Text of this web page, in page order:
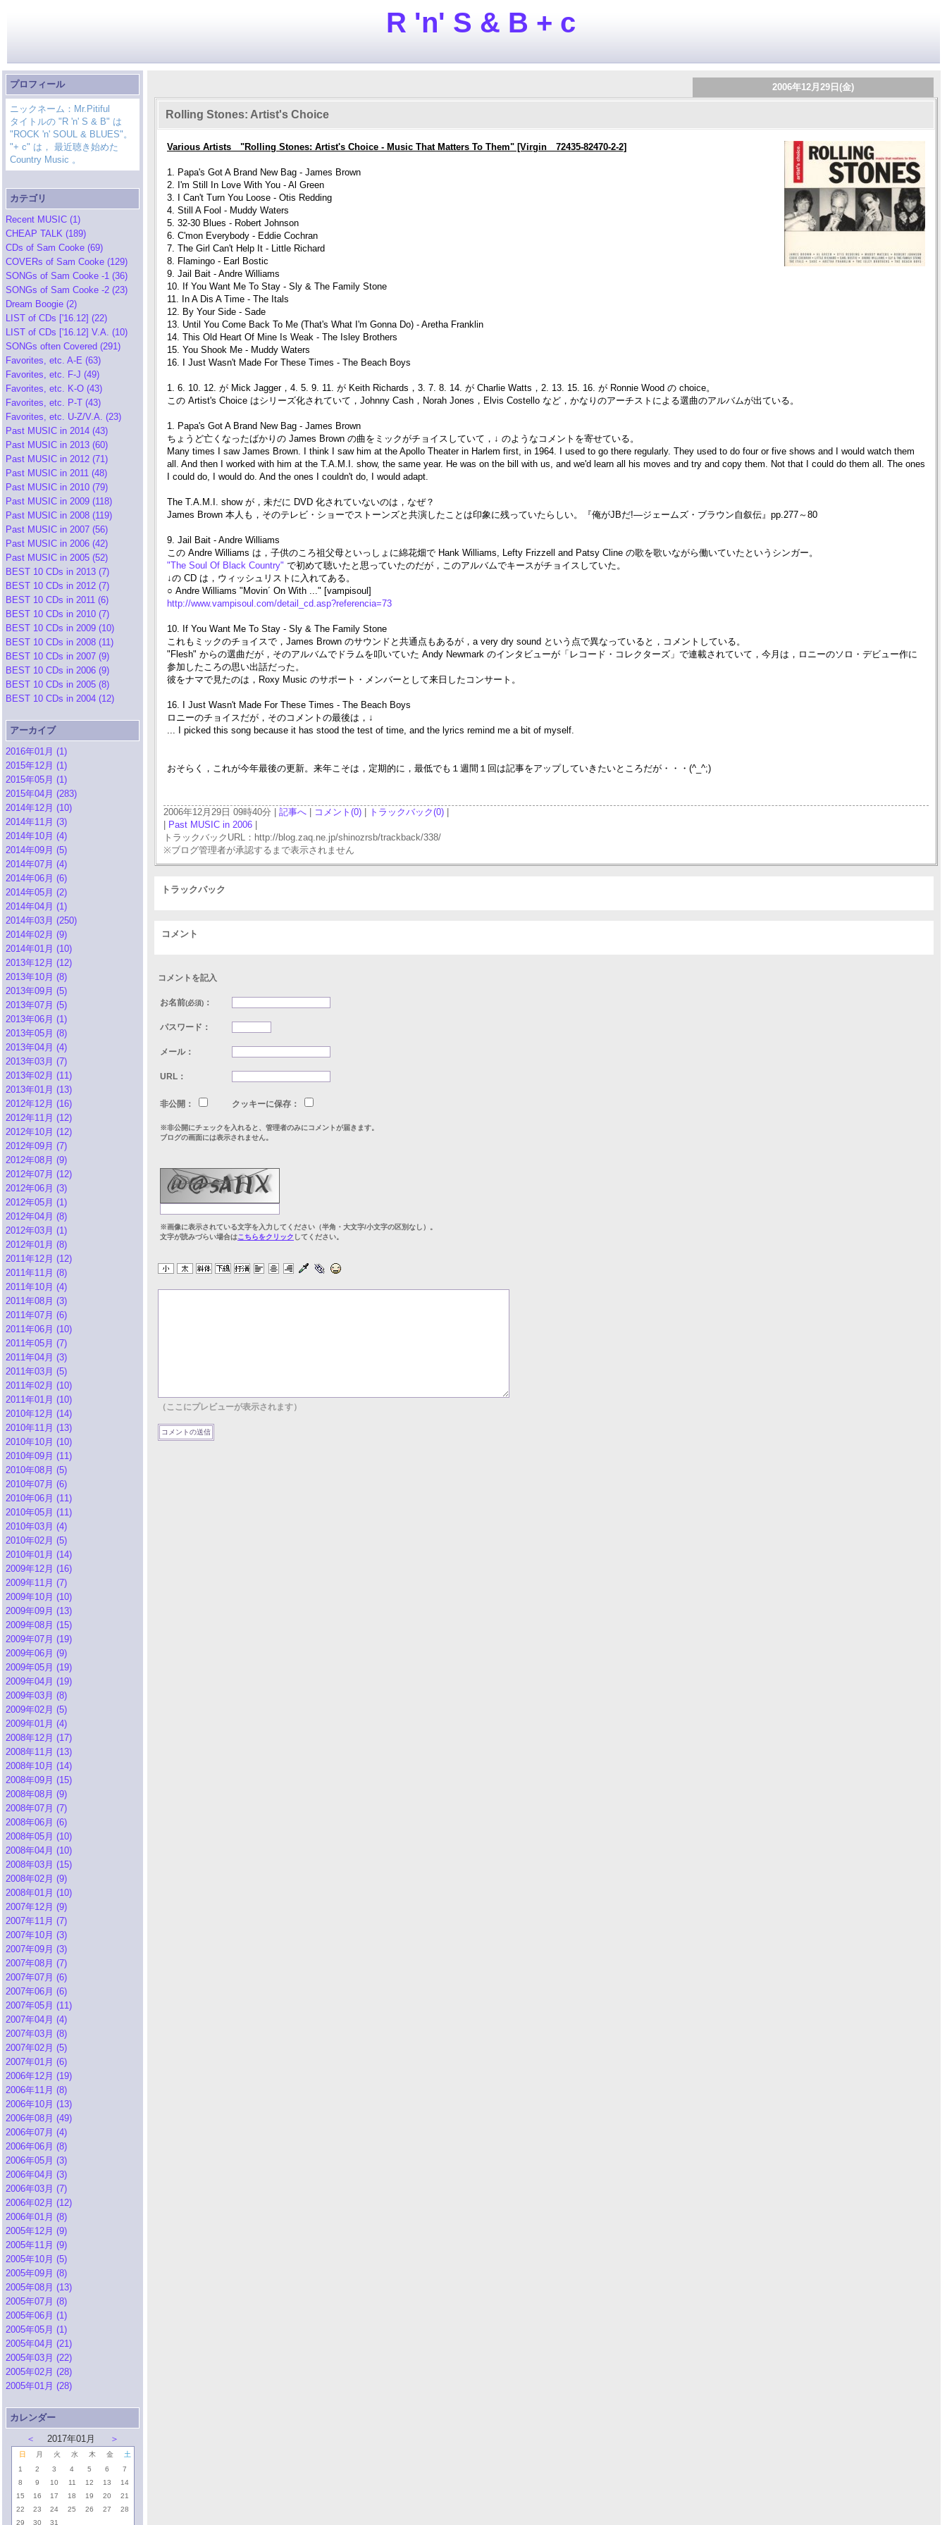
R 'n' S & B + c
プロフィール
ニックネーム：Mr.Pitiful
タイトルの "R 'n' S & B" は
"ROCK 'n' SOUL & BLUES"。
"+ c" は， 最近聴き始めた
Country Music 。
カテゴリ
Recent MUSIC (1)
CHEAP TALK (189)
CDs of Sam Cooke (69)
COVERs of Sam Cooke (129)
SONGs of Sam Cooke -1 (36)
SONGs of Sam Cooke -2 (23)
Dream Boogie (2)
LIST of CDs ['16.12] (22)
LIST of CDs ['16.12] V.A. (10)
SONGs often Covered (291)
Favorites, etc. A-E (63)
Favorites, etc. F-J (49)
Favorites, etc. K-O (43)
Favorites, etc. P-T (43)
Favorites, etc. U-Z/V.A. (23)
Past MUSIC in 2014 (43)
Past MUSIC in 2013 (60)
Past MUSIC in 2012 (71)
Past MUSIC in 2011 (48)
Past MUSIC in 2010 (79)
Past MUSIC in 2009 (118)
Past MUSIC in 2008 (119)
Past MUSIC in 2007 (56)
Past MUSIC in 2006 (42)
Past MUSIC in 2005 (52)
BEST 10 CDs in 2013 (7)
BEST 10 CDs in 2012 (7)
BEST 10 CDs in 2011 (6)
BEST 10 CDs in 2010 (7)
BEST 10 CDs in 2009 (10)
BEST 10 CDs in 2008 (11)
BEST 10 CDs in 2007 (9)
BEST 10 CDs in 2006 (9)
BEST 10 CDs in 2005 (8)
BEST 10 CDs in 2004 (12)
アーカイブ
2016年01月 (1)
2015年12月 (1)
2015年05月 (1)
2015年04月 (283)
2014年12月 (10)
2014年11月 (3)
2014年10月 (4)
2014年09月 (5)
2014年07月 (4)
2014年06月 (6)
2014年05月 (2)
2014年04月 (1)
2014年03月 (250)
2014年02月 (9)
2014年01月 (10)
2013年12月 (12)
2013年10月 (8)
2013年09月 (5)
2013年07月 (5)
2013年06月 (1)
2013年05月 (8)
2013年04月 (4)
2013年03月 (7)
2013年02月 (11)
2013年01月 (13)
2012年12月 (16)
2012年11月 (12)
2012年10月 (12)
2012年09月 (7)
2012年08月 (9)
2012年07月 (12)
2012年06月 (3)
2012年05月 (1)
2012年04月 (8)
2012年03月 (1)
2012年01月 (8)
2011年12月 (12)
2011年11月 (8)
2011年10月 (4)
2011年08月 (3)
2011年07月 (6)
2011年06月 (10)
2011年05月 (7)
2011年04月 (3)
2011年03月 (5)
2011年02月 (10)
2011年01月 (10)
2010年12月 (14)
2010年11月 (13)
2010年10月 (10)
2010年09月 (11)
2010年08月 (5)
2010年07月 (6)
2010年06月 (11)
2010年05月 (11)
2010年03月 (4)
2010年02月 (5)
2010年01月 (14)
2009年12月 (16)
2009年11月 (7)
2009年10月 (10)
2009年09月 (13)
2009年08月 (15)
2009年07月 (19)
2009年06月 (9)
2009年05月 (19)
2009年04月 (19)
2009年03月 (8)
2009年02月 (5)
2009年01月 (4)
2008年12月 (17)
2008年11月 (13)
2008年10月 (14)
2008年09月 (15)
2008年08月 (9)
2008年07月 (7)
2008年06月 (6)
2008年05月 (10)
2008年04月 (10)
2008年03月 (15)
2008年02月 (9)
2008年01月 (10)
2007年12月 (9)
2007年11月 (7)
2007年10月 (3)
2007年09月 (3)
2007年08月 (7)
2007年07月 (6)
2007年06月 (6)
2007年05月 (11)
2007年04月 (4)
2007年03月 (8)
2007年02月 (5)
2007年01月 (6)
2006年12月 (19)
2006年11月 (8)
2006年10月 (13)
2006年08月 (49)
2006年07月 (4)
2006年06月 (8)
2006年05月 (3)
2006年04月 (3)
2006年03月 (7)
2006年02月 (12)
2006年01月 (8)
2005年12月 (9)
2005年11月 (9)
2005年10月 (5)
2005年09月 (8)
2005年08月 (13)
2005年07月 (8)
2005年06月 (1)
2005年05月 (1)
2005年04月 (21)
2005年03月 (22)
2005年02月 (28)
2005年01月 (28)
カレンダー
＜
2017年01月 ＞
日 月 火 水 木 金
土
1
2 3 4 5 6
7
8
9 10 11 12 13
14
15
16 17 18 19 20
21
22
23 24 25 26 27
28
29
30 31
2006年12月29日(金)
Rolling Stones: Artist's Choice
Various Artists "Rolling Stones: Artist's Choice - Music That Matters To Them" [Virgin 72435-82470-2-2]
1. Papa's Got A Brand New Bag - James Brown
2. I'm Still In Love With You - Al Green
3. I Can't Turn You Loose - Otis Redding
4. Still A Fool - Muddy Waters
5. 32-30 Blues - Robert Johnson
6. C'mon Everybody - Eddie Cochran
7. The Girl Can't Help It - Little Richard
8. Flamingo - Earl Bostic
9. Jail Bait - Andre Williams
10. If You Want Me To Stay - Sly & The Family Stone
11. In A Dis A Time - The Itals
12. By Your Side - Sade
13. Until You Come Back To Me (That's What I'm Gonna Do) - Aretha Franklin
14. This Old Heart Of Mine Is Weak - The Isley Brothers
15. You Shook Me - Muddy Waters
16. I Just Wasn't Made For These Times - The Beach Boys
1. 6. 10. 12. が Mick Jagger，4. 5. 9. 11. が Keith Richards，3. 7. 8. 14. が Charlie Watts，2. 13. 15. 16. が Ronnie Wood の choice。
この Artist's Choice はシリーズ化されていて，Johnny Cash，Norah Jones，Elvis Costello など，かなりのアーチストによる選曲のアルバムが出ている。
1. Papa's Got A Brand New Bag - James Brown
ちょうど亡くなったばかりの James Brown の曲をミックがチョイスしていて，↓ のようなコメントを寄せている。
Many times I saw James Brown. I think I saw him at the Apollo Theater in Harlem first, in 1964. I used to go there regularly. They used to do four or five shows and I would watch them
all. And then I worked with him at the T.A.M.I. show, the same year. He was on the bill with us, and we'd learn all his moves and try and copy them. Not that I could do them all. The ones
I could do, I would do. And the ones I couldn't do, I would adapt.
The T.A.M.I. show が，未だに DVD 化されていないのは，なぜ？
James Brown 本人も，そのテレビ・ショーでストーンズと共演したことは印象に残っていたらしい。『俺がJBだ!―ジェームズ・ブラウン自叙伝』pp.277～80
9. Jail Bait - Andre Williams
この Andre Williams は，子供のころ祖父母といっしょに綿花畑で Hank Williams, Lefty Frizzell and Patsy Cline の歌を歌いながら働いていたというシンガー。
"The Soul Of Black Country" で初めて聴いたと思っていたのだが，このアルバムでキースがチョイスしていた。
↓の CD は，ウィッシュリストに入れてある。
○ Andre Williams "Movin´ On With ..." [vampisoul]
http://www.vampisoul.com/detail_cd.asp?referencia=73
10. If You Want Me To Stay - Sly & The Family Stone
これもミックのチョイスで，James Brown のサウンドと共通点もあるが，a very dry sound という点で異なっていると，コメントしている。
"Flesh" からの選曲だが，そのアルバムでドラムを叩いていた Andy Newmark のインタビューが「レコード・コレクターズ」で連載されていて，今月は，ロニーのソロ・デビュー作に
参加したころの思い出話だった。
彼をナマで見たのは，Roxy Music のサポート・メンバーとして来日したコンサート。
16. I Just Wasn't Made For These Times - The Beach Boys
ロニーのチョイスだが，そのコメントの最後は，↓
... I picked this song because it has stood the test of time, and the lyrics remind me a bit of myself.
おそらく，これが今年最後の更新。来年こそは，定期的に，最低でも１週間１回は記事をアップしていきたいところだが・・・(^_^;)
2006年12月29日 09時40分 | 記事へ コメント(0) トラックバック(0)
Past MUSIC in 2006
トラックバックURL：http://blog.zaq.ne.jp/shinozrsb/trackback/338/
※ブログ管理者が承認するまで表示されません
トラックバック
コメント
コメントを記入
お名前(必須) ：
パスワード：
メール：
URL：
非公開： クッキーに保存：
※非公開にチェックを入れると、管理者のみにコメントが届きます。
ブログの画面には表示されません。
※画像に表示されている文字を入力してください（半角・大文字/小文字の区別なし）。
文字が読みづらい場合はこちらをクリック してください。
（ここにプレビューが表示されます）